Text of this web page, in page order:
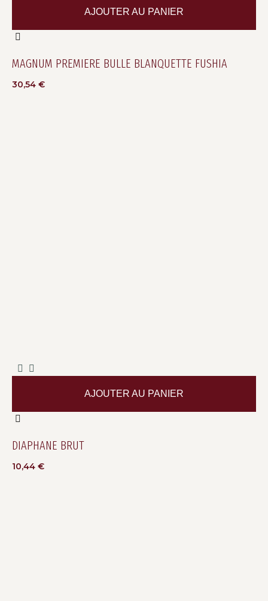
MAGNUM PREMIERE BULLE BLANQUETTE FUSHIA
30,54 €
AJOUTER AU PANIER
DIAPHANE BRUT
10,44 €
AJOUTER AU PANIER